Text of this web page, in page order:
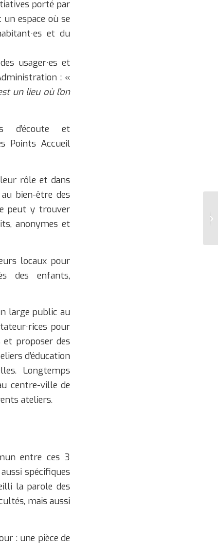
porté par
un espace où se
et du
usager·es et
: «
un lieu où l’on
d’écoute et
Points Accueil
rôle et dans
bien-être des
peut y trouver
anonymes et
locaux pour
des enfants,
large public au
pour
et proposer des
d’éducation
Longtemps
centre-ville de
ateliers.
entre ces 3
spécifiques
la parole des
mais aussi
: une pièce de